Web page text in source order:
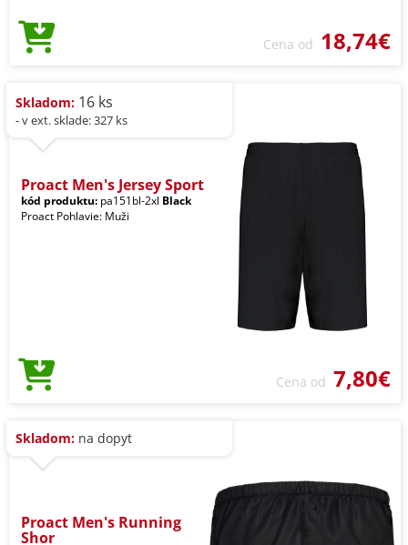
Cena od 18,74€
Skladom: 16 ks
- v ext. sklade: 327 ks
Proact Men's Jersey Sport
kód produktu: pa151bl-2xl Black
Proact Pohlavie: Muži
Cena od 7,80€
Skladom: na dopyt
Proact Men's Running
Shor